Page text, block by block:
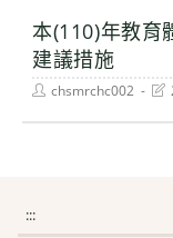
本(110)年教育
建議措施
Postchsmrchc002
:::